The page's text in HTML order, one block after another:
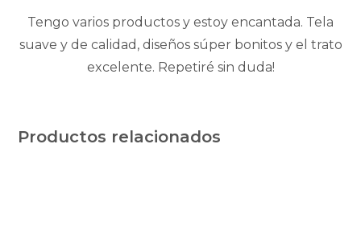
Tengo varios productos y estoy encantada. Tela
suave y de calidad, diseños súper bonitos y el trato
excelente. Repetiré sin duda!
Productos relacionados